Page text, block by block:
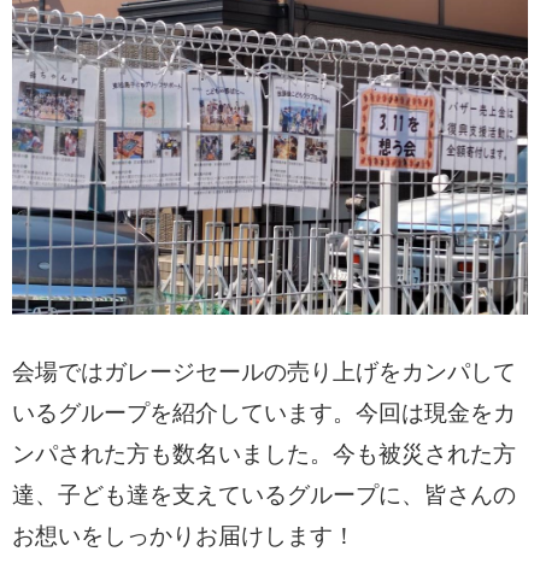
会場ではガレージセールの売り上げをカンパして
いるグループを紹介しています。今回は現金をカ
ンパされた方も数名いました。今も被災された方
達、子ども達を支えているグループに、皆さんの
お想いをしっかりお届けします！